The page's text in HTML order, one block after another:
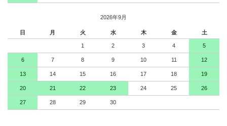
2026年9月
日 月 火 水 木 金 土
1 2 3 4 5
6 7 8 9 10 11 12
13 14 15 16 17 18 19
20 21 22 23 24 25 26
27 28 29 30